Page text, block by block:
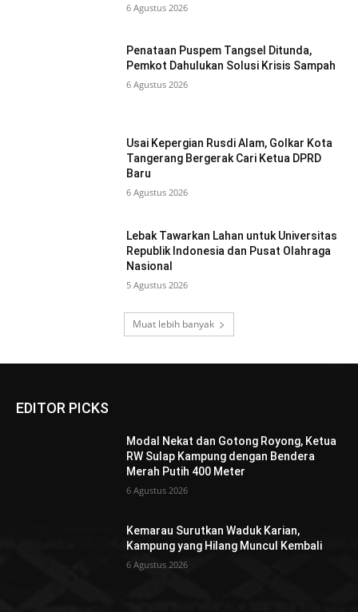
6 Agustus 2026
Penataan Puspem Tangsel Ditunda,
Pemkot Dahulukan Solusi Krisis Sampah
6 Agustus 2026
Usai Kepergian Rusdi Alam, Golkar Kota
Tangerang Bergerak Cari Ketua DPRD
Baru
6 Agustus 2026
Lebak Tawarkan Lahan untuk Universitas
Republik Indonesia dan Pusat Olahraga
Nasional
5 Agustus 2026
Muat lebih banyak
EDITOR PICKS
Modal Nekat dan Gotong Royong, Ketua
RW Sulap Kampung dengan Bendera
Merah Putih 400 Meter
6 Agustus 2026
Kemarau Surutkan Waduk Karian,
Kampung yang Hilang Muncul Kembali
6 Agustus 2026